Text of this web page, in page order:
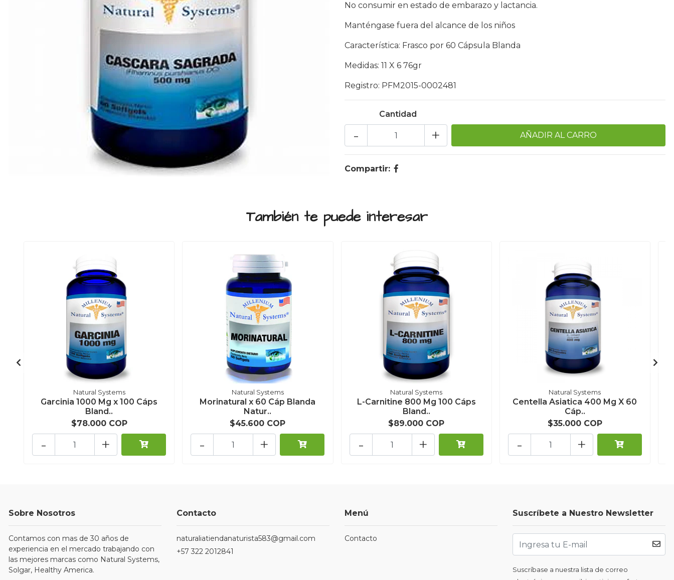
No consumir en estado de embarazo y lactancia.
Manténgase fuera del alcance de los niños
Característica: Frasco por 60 Cápsula Blanda
Medidas: 11 X 6 76gr
Registro: PFM2015-0002481
Cantidad
+
-
Compartir:
También te puede interesar
Natural Systems
Garcinia 1000 Mg x 100 Cáps
Bland..
$78.000 COP
+
-
Natural Systems
Morinatural x 60 Cáp Blanda
Natur..
$45.600 COP
+
-
Natural Systems
L-Carnitine 800 Mg 100 Cáps
Bland..
$89.000 COP
+
-
Natural Systems
Centella Asiatica 400 Mg X 60
Cáp..
$35.000 COP
+
-
Sobre Nosotros
Contamos con mas de 30 años de
experiencia en el mercado trabajando con
las mejores marcas como Natural Systems,
Solgar, Healthy America.
Contacto
naturaliatiendanaturista583@gmail.com
+57 322 2012841
Menú
Contacto
Suscríbete a Nuestro Newsletter
Suscríbase a nuestra lista de correo